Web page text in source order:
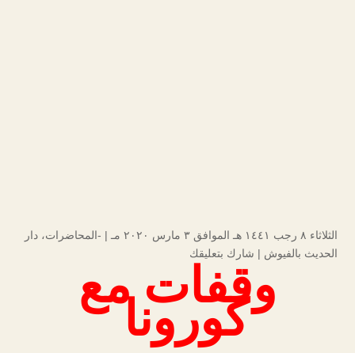
الثلاثاء ۸ رجب ۱٤٤۱ هـ الموافق ۳ مارس ۲۰۲۰ مـ | -المحاضرات، دار
الحديث بالفيوش | شارك بتعليقك
وقفات مع
كورونا